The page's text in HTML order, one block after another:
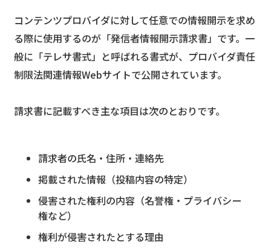
コンテンツプロバイダに対して任意での情報開示を求め
る際に使用するのが「発信者情報開示請求書」です。一
般に「テレサ書式」と呼ばれる書式が、プロバイダ責任
制限法関連情報Webサイトで公開されています。
請求書に記載すべき主な項目は次のとおりです。
請求者の氏名・住所・連絡先
掲載された情報（投稿内容の特定）
侵害された権利の内容（名誉権・プライバシー
権など）
権利が侵害されたとする理由